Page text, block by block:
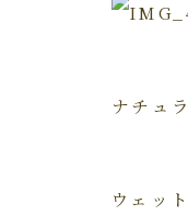
ナチュ
ウェッ